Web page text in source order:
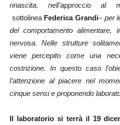
rinascita, nell’approccio
sottolinea Federica Grandi– per
del comportamento alimentare,
nervosa. Nelle strutture
viene percepito come una
costrizione. In questo caso
l’attenzione al piacere nel
cinque sensi e proponendo
Il laboratorio si terrà il 19